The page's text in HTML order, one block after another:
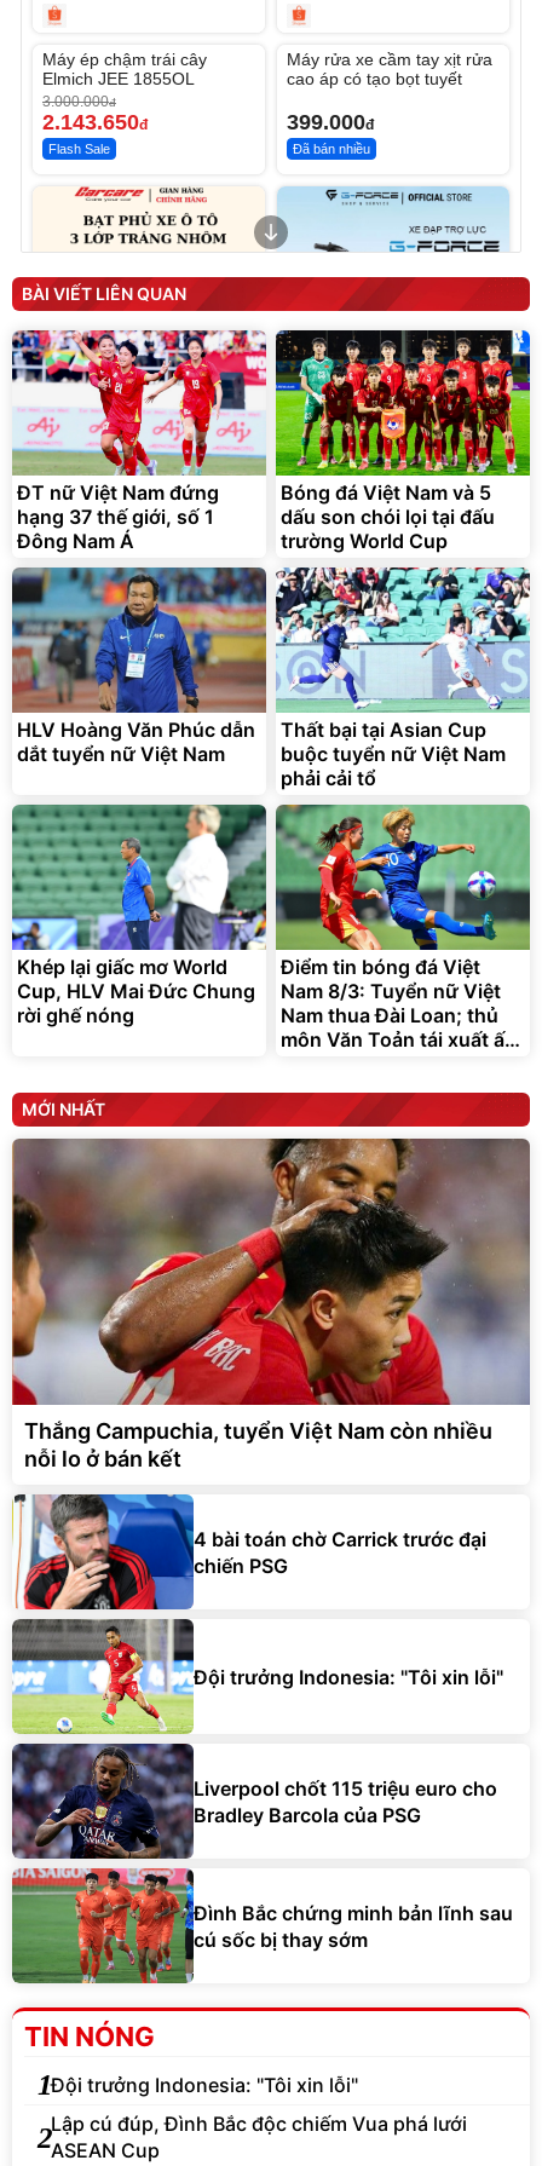
-28%
Máy ép chậm trái cây
Elmich JEE 1855OL
3.000.000đ
2.143.650đ
Flash Sale
Máy rửa xe cầm tay xịt rửa
cao áp có tạo bọt tuyết
399.000đ
Đã bán nhiều
Bạt phủ xe ô tô cao cấp,
tráng nhôm 03 lớp
392.000đ
325.000 đ
Đã bán nhiều
Xe đạp điện trợ lực G-
Force C14 gấp gọn bỏ cốp
tiện lợi
9.900.000đ
7.092.000đ
Đang xem nhiều
G-FORCE VIETNA
BÀI VIẾT LIÊN QUAN
ĐT nữ Việt Nam đứng
hạng 37 thế giới, số 1
Đông Nam Á
Bóng đá Việt Nam và 5
dấu son chói lọi tại đấu
trường World Cup
HLV Hoàng Văn Phúc dẫn
dắt tuyển nữ Việt Nam
Thất bại tại Asian Cup
buộc tuyển nữ Việt Nam
phải cải tổ
Khép lại giấc mơ World
Cup, HLV Mai Đức Chung
rời ghế nóng
Điểm tin bóng đá Việt
Nam 8/3: Tuyển nữ Việt
Nam thua Đài Loan; thủ
môn Văn Toản tái xuất ấn
MỚI NHẤT
Thắng Campuchia, tuyển Việt Nam còn nhiều
nỗi lo ở bán kết
4 bài toán chờ Carrick trước đại
chiến PSG
Đội trưởng Indonesia: "Tôi xin lỗi"
Liverpool chốt 115 triệu euro cho
Bradley Barcola của PSG
Đình Bắc chứng minh bản lĩnh sau
cú sốc bị thay sớm
TIN NÓNG
1Đội trưởng Indonesia: "Tôi xin lỗi"
2Lập cú đúp, Đình Bắc độc chiếm Vua phá lưới
ASEAN Cup